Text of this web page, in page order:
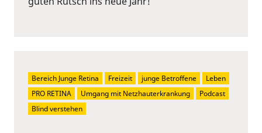
Bereich Junge Retina Freizeit junge Betroffene
Leben
PRO RETINA
Umgang mit Netzhauterkrankung
Podcast
Blind verstehen